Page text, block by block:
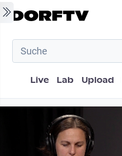
Skip to main content
Hauptnavigation
Live Lab Upload